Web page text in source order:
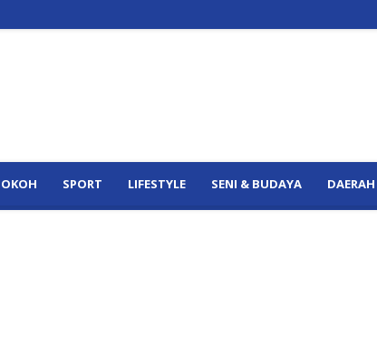
SPORT LIFESTYLE SENI & BUDAYA DAERAH